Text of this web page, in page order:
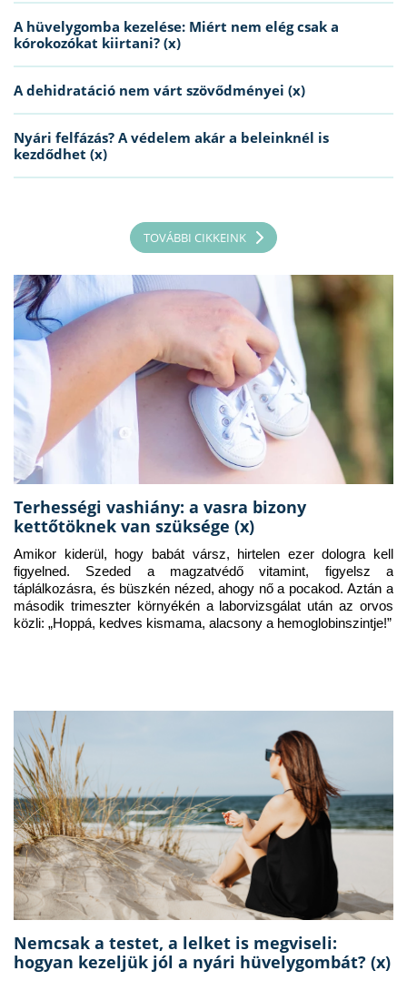
A hüvelygomba kezelése: Miért nem elég csak a
kórokozókat kiirtani? (x)
A dehidratáció nem várt szövődményei (x)
Nyári felfázás? A védelem akár a beleinknél is
kezdődhet (x)
TOVÁBBI CIKKEINK
Terhességi vashiány: a vasra bizony
kettőtöknek van szüksége (x)
Amikor kiderül, hogy babát vársz, hirtelen ezer dologra kell
figyelned. Szeded a magzatvédő vitamint, figyelsz a
táplálkozásra, és büszkén nézed, ahogy nő a pocakod. Aztán a
második trimeszter környékén a laborvizsgálat után az orvos
közli: „Hoppá, kedves kismama, alacsony a hemoglobinszintje!”
Nemcsak a testet, a lelket is megviseli:
hogyan kezeljük jól a nyári hüvelygombát? (x)